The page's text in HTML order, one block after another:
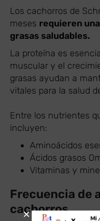
Los cachorros de
meses requieren
grasas saludables.
La proteína es
muscular y el
grasas ayudan a
vitales para la salud
Entre los nutrientes
incluyen:
Aminoácidos
Ácidos grasos
Vitaminas y
Frecuencia de
cachorros